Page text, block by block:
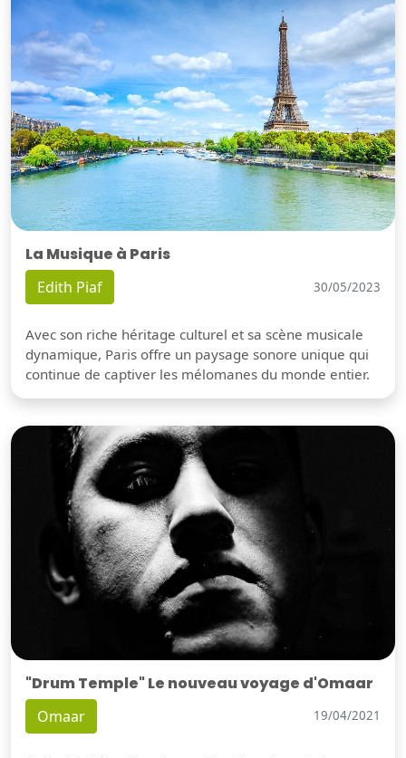
La Musique à Paris
Edith Piaf 30/05/2023
Avec son riche héritage culturel et sa scène musicale
dynamique, Paris offre un paysage sonore unique qui
continue de captiver les mélomanes du monde entier.
"Drum Temple" Le nouveau voyage d'Omaar
Omaar 19/04/2021